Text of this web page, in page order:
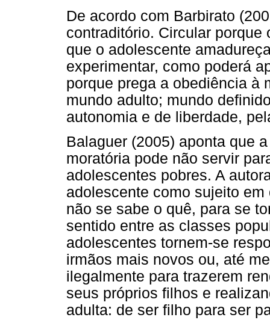
De acordo com Barbirato
contraditório. Circular
que o adolescente
experimentar, como poderá
porque prega a obediência à
mundo adulto; mundo
autonomia e de liberdade,
Balaguer (2005) aponta que
moratória pode não servir
adolescentes pobres. A
adolescente como sujeito
não se sabe o quê, para se
sentido entre as classes
adolescentes tornem-se
irmãos mais novos ou, até
ilegalmente para trazerem
seus próprios filhos e
adulta: de ser filho para ser